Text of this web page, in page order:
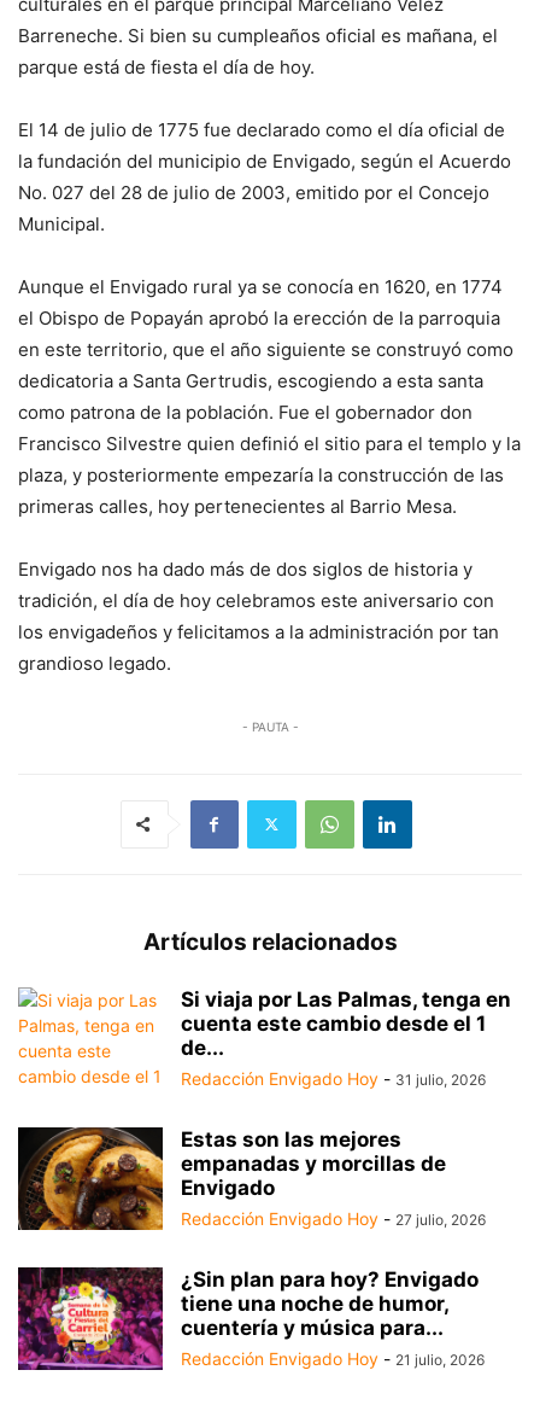
Barreneche. Si bien su cumpleaños oficial es mañana, el
parque está de fiesta el día de hoy.
El 14 de julio de 1775 fue declarado como el día oficial de
la fundación del municipio de Envigado, según el Acuerdo
No. 027 del 28 de julio de 2003, emitido por el Concejo
Municipal.
Aunque el Envigado rural ya se conocía en 1620, en 1774
el Obispo de Popayán aprobó la erección de la parroquia
en este territorio, que el año siguiente se construyó como
dedicatoria a Santa Gertrudis, escogiendo a esta santa
como patrona de la población. Fue el gobernador don
Francisco Silvestre quien definió el sitio para el templo y la
plaza, y posteriormente empezaría la construcción de las
primeras calles, hoy pertenecientes al Barrio Mesa.
Envigado nos ha dado más de dos siglos de historia y
tradición, el día de hoy celebramos este aniversario con
los envigadeños y felicitamos a la administración por tan
grandioso legado.
- PAUTA -
Artículos relacionados
Si viaja por Las Palmas, tenga en
cuenta este cambio desde el 1
de...
Redacción Envigado Hoy - 31 julio, 2026
Estas son las mejores
empanadas y morcillas de
Envigado
Redacción Envigado Hoy - 27 julio, 2026
¿Sin plan para hoy? Envigado
tiene una noche de humor,
cuentería y música para...
Redacción Envigado Hoy - 21 julio, 2026